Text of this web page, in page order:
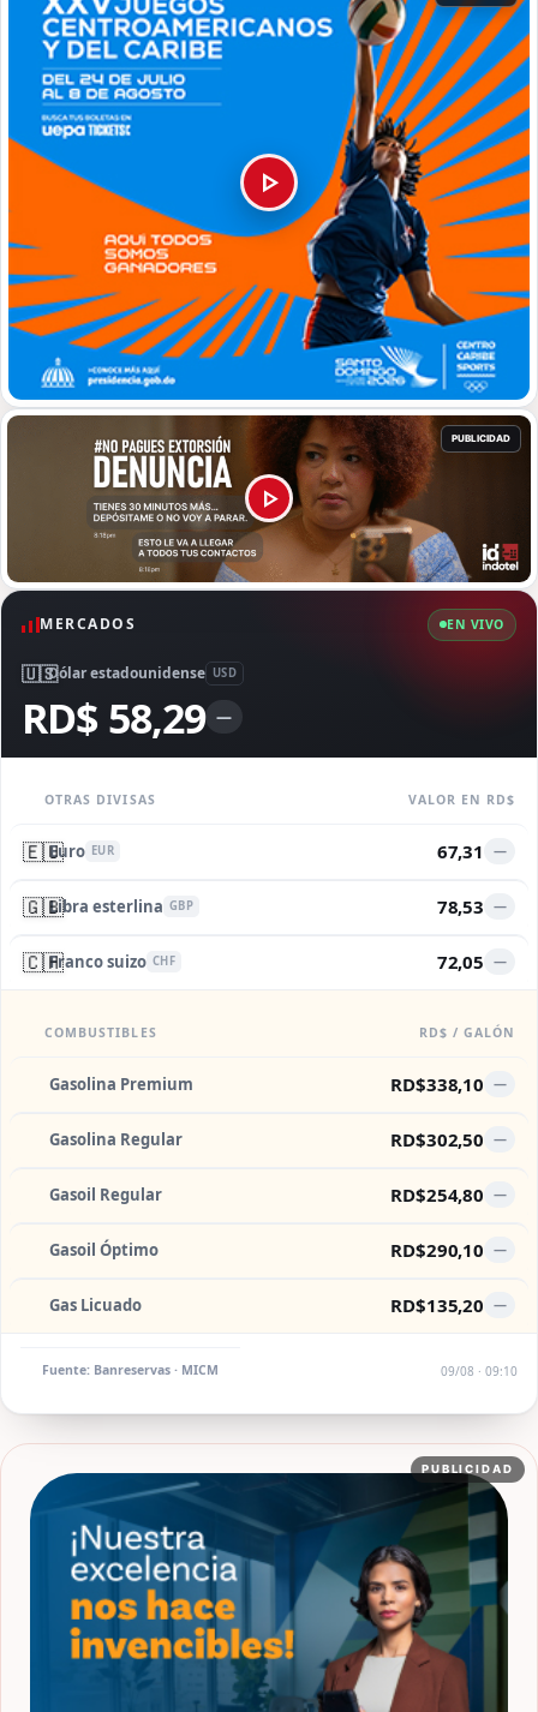
MERCADOS EN VIVO
🇺🇸Dólar estadounidense USD
RD$ 58,29 —
OTRAS DIVISAS VALOR EN RD$
🇪🇺Euro EUR 67,31 —
🇬🇧Libra esterlina GBP 78,53 —
🇨🇭Franco suizo CHF 72,05 —
COMBUSTIBLES RD$ / GALÓN
Gasolina Premium RD$338,10 —
Gasolina Regular RD$302,50 —
Gasoil Regular RD$254,80 —
Gasoil Óptimo RD$290,10 —
Gas Licuado RD$135,20 —
Fuente: Banreservas · MICM 09/08 · 09:10
PUBLICIDAD